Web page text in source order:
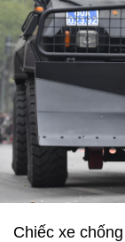
Chiếc xe